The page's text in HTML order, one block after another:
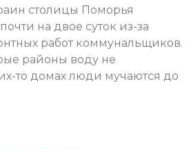
столицы Поморья
на двое суток из-за
работ коммунальщиков.
районы воду не
то домах люди мучаются до